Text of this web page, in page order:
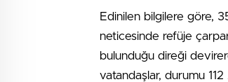
Edinilen bilgilere göre,
neticesinde refüje
bulunduğu direği
vatandaşlar, durumu 112